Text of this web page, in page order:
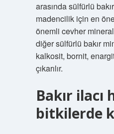
arasında sülfürlü
madencilik için en
önemli cevher
diğer sülfürlü bakır
kalkosit, bornit,
çıkarılır.
Bakır ilacı
bitkilerde